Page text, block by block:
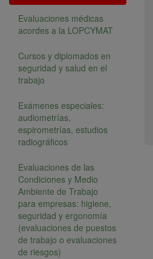
Evaluaciones médicas
acordes a la LOPCYMAT
Cursos y diplomados en
seguridad y salud en el
trabajo
Exámenes especiales:
audiometrías,
espirometrías, estudios
radiográficos
Evaluaciones de las
Condiciones y Medio
Ambiente de Trabajo
para empresas: higiene,
seguridad y ergonomía
(evaluaciones de puestos
de trabajo o evaluaciones
de riesgos)